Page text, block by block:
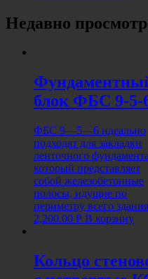
Недавно
блок ФБС 9-5-
ФБС 9—5—6 идеально
подходят для закладки
ленточного
который представляет
собой железобетонные
полосы, идущие по
периметру всего
2,200.00 Р В корзину
Кольцо